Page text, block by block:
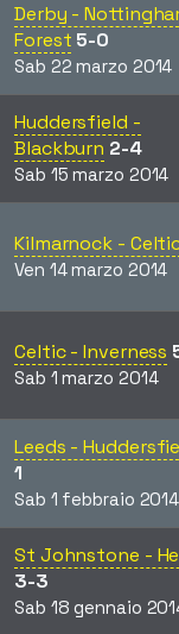
Derby -
Forest 5-0
Sab 22 marzo 2014
Huddersfield -
Blackburn 2-4
Sab 15 marzo 2014
Kilmarnock -
Ven 14 marzo 2014
Celtic - Inverness
Sab 1 marzo 2014
Leeds -
1
Sab 1 febbraio 2014
St Johnstone -
3-3
Sab 18 gennaio